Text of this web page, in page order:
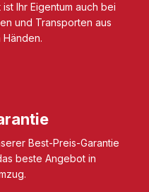
Ihr Eigentum auch bei
und Transporten aus
Händen.
Best-Preis-Garantie
beste Angebot in